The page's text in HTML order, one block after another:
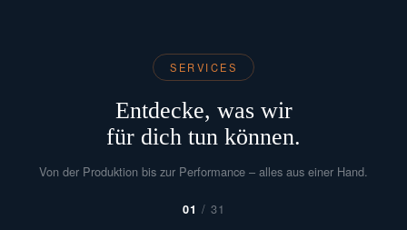
SERVICES
Entdecke, was wir
für dich tun können.
Von der Produktion bis zur Performance – alles aus einer Hand.
01 / 31